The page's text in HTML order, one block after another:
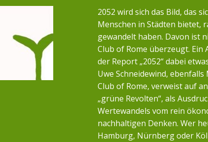
2052 wird sich das Bild, das
Menschen in Städten bietet,
gewandelt haben. Davon ist
Club of Rome überzeugt. Ein
der Report „2052“ dabei
Uwe Schneidewind, ebenfalls
Club of Rome, verweist auf
„grüne Revolten“, als
Wertewandels vom rein
nachhaltigen Denken. Wer
Hamburg, Nürnberg oder